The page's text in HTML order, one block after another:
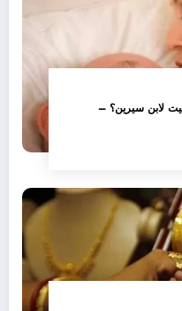
لابن سيرين؟ –